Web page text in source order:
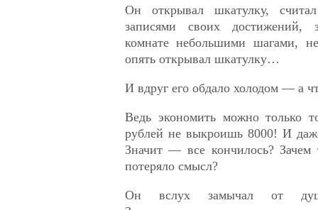
Он открывал шкатулку,
записями своих достижений,
комнате небольшими шагами,
опять открывал шкатулку…
И вдруг его обдало холодом — а
Ведь экономить можно только
рублей не выкроишь 8000! И
Значит — все кончилось? Зачем
потеряло смысл?
Он вслух замычал от